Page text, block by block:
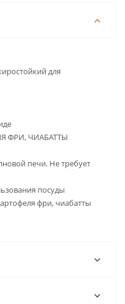
для
ФРИ, ЧИАБАТТЫ
печи. Не требует
посуды
фри, чиабатты